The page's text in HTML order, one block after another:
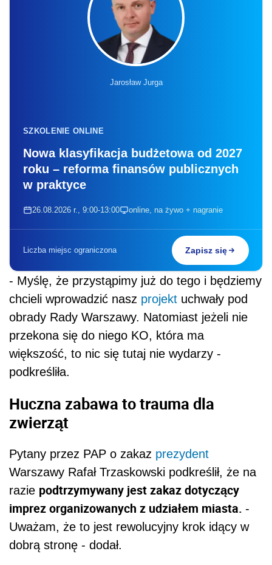
Jarosław Jurga
SZKOLENIE ONLINE
Nowa klasyfikacja budżetowa od 2027
roku – reforma finansów publicznych
w praktyce
26.08.2026 r., 9:00-13:00 online, na żywo + nagranie
Liczba miejsc ograniczona Zapisz się
- Myślę, że przystąpimy już do tego i będziemy
chcieli wprowadzić nasz projekt uchwały pod
obrady Rady Warszawy. Natomiast jeżeli nie
przekona się do niego KO, która ma
większość, to nic się tutaj nie wydarzy -
podkreśliła.
Huczna zabawa to trauma dla
zwierząt
Pytany przez PAP o zakaz prezydent
Warszawy Rafał Trzaskowski podkreślił, że na
razie podtrzymywany jest zakaz dotyczący
imprez organizowanych z udziałem miasta. -
Uważam, że to jest rewolucyjny krok idący w
dobrą stronę - dodał.